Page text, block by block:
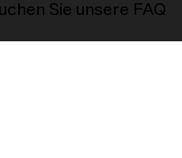
Sie unsere FAQ